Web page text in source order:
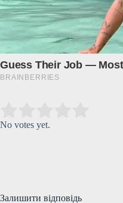
No votes yet.
Залишити відповідь